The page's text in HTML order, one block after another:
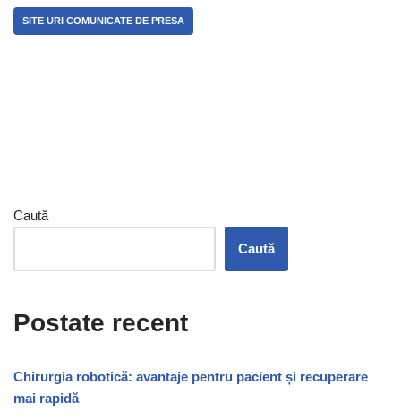
SITE URI COMUNICATE DE PRESA
Caută
Caută
Postate recent
Chirurgia robotică: avantaje pentru pacient și recuperare
mai rapidă